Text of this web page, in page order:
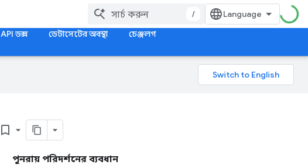
/
API ডক্স ডেটাসেটের অবস্থা চেঞ্জলগ
bookmark_border
পুনরায় পরিদর্শনের ব্যবধান